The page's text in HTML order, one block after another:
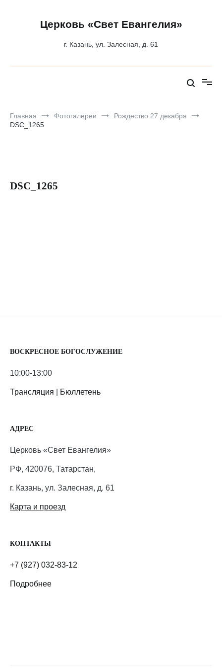
содержимомуЦерковь «Свет Евангелия»
г. Казань, ул. Залесная, д. 61
Главная Фотогалереи
Рождество 27 декабря
DSC_1265
DSC_1265
ВОСКРЕСНОЕ БОГОСЛУЖЕНИЕ
10:00-13:00
Трансляция Бюллетень
АДРЕС
Церковь «Свет Евангелия»
РФ, 420076, Татарстан,
г. Казань, ул. Залесная, д. 61
Карта и проезд
КОНТАКТЫ
+7 (927) 032-83-12
Подробнее